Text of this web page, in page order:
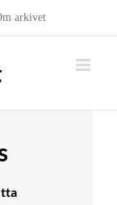
arkivet